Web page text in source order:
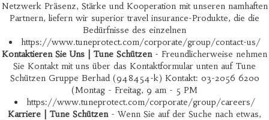
Netzwerk Präsenz, Stärke und Kooperation mit unseren namhaften
Partnern, liefern wir superior travel insurance-Produkte, die die
Bedürfnisse des einzelnen
https://www.tuneprotect.com/corporate/group/contact-us/
Kontaktieren Sie Uns | Tune Schützen- Freundlicherweise nehmen
Sie Kontakt mit uns über das Kontaktformular unten auf Tune
Schützen Gruppe Berhad (948454-k) Kontakt: 03-2056 6200
(Montag - Freitag, 9 am - 5 PM
https://www.tuneprotect.com/corporate/group/careers/
Karriere | Tune Schützen- Wenn Sie auf der Suche nach etwas,